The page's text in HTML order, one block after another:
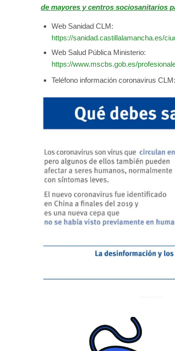
de mayores y centros sociosanitarios
Web Sanidad CLM:
https://sanidad.castillalamancha.es/
Web Salud Pública Ministerio:
https://www.mscbs.gob.es/
Teléfono información coronavirus CLM: